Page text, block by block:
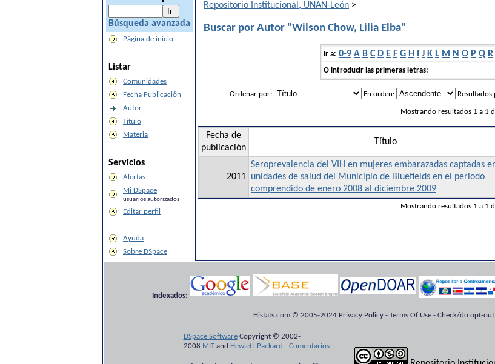
Búsqueda avanzada
Página de inicio
Listar
Comunidades
Fecha Publicación
Autor
Título
Materia
Servicios
Alertas
Mi DSpace
usuarios autorizados
Editar perfil
Ayuda
Sobre DSpace
Repositorio Institucional, UNAN-León >
Buscar por Autor "Wilson Chow, Lilia Elba"
Ir a: 0-9 A B C D E F G H I J K L M N O P Q R
O introducir las primeras letras:
Ordenar por: En orden:
Mostrando resultados 1 a 1
Fecha de
publicación
Título
2011
Seroprevalencia del VIH en mujeres embarazadas captadas
unidades de salud del Municipio de Bluefields en el periodo
comprendido de enero 2008 al diciembre 2009
Mostrando resultados 1 a 1
Indexados:
Histats.com © 2005-2024 Privacy Policy - Terms Of Use - Check/do opt-
DSpace SoftwareCopyright © 2002-
2008 MITand Hewlett-Packard - Comentarios